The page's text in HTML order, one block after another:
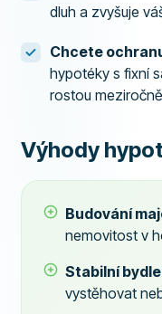
dluh a zvyšuje
Chcete
hypotéky s fixní
rostou
Výhody
Budování
nemovitost v
Stabilní
vystěhovat